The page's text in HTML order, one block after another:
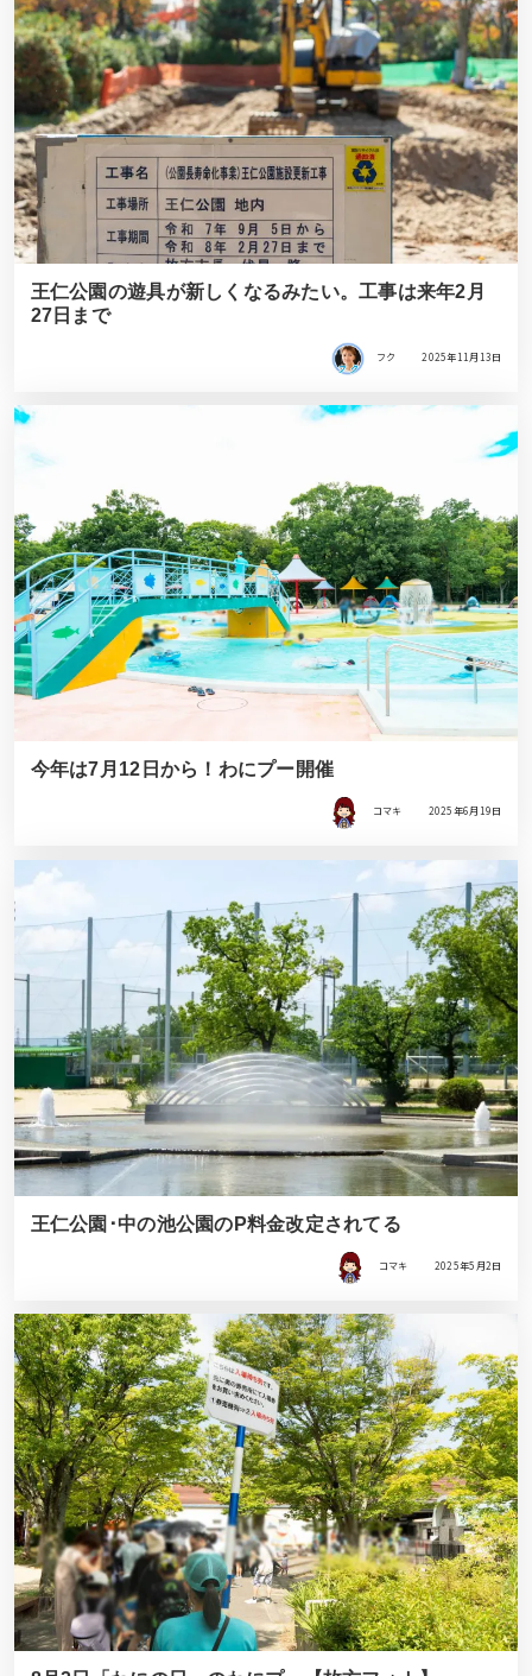
王仁公園の遊具が新しくなるみたい。工事は来年2月
27日まで
フク 2025年11月13日
今年は7月12日から！わにプー開催
コマキ 2025年6月19日
王仁公園･中の池公園のP料金改定されてる
コマキ 2025年5月2日